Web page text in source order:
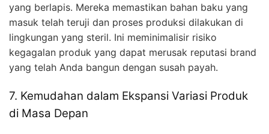
yang berlapis. Mereka memastikan bahan baku yang
masuk telah teruji dan proses produksi dilakukan di
lingkungan yang steril. Ini meminimalisir risiko
kegagalan produk yang dapat merusak reputasi brand
yang telah Anda bangun dengan susah payah.
7. Kemudahan dalam Ekspansi Variasi Produk
di Masa Depan